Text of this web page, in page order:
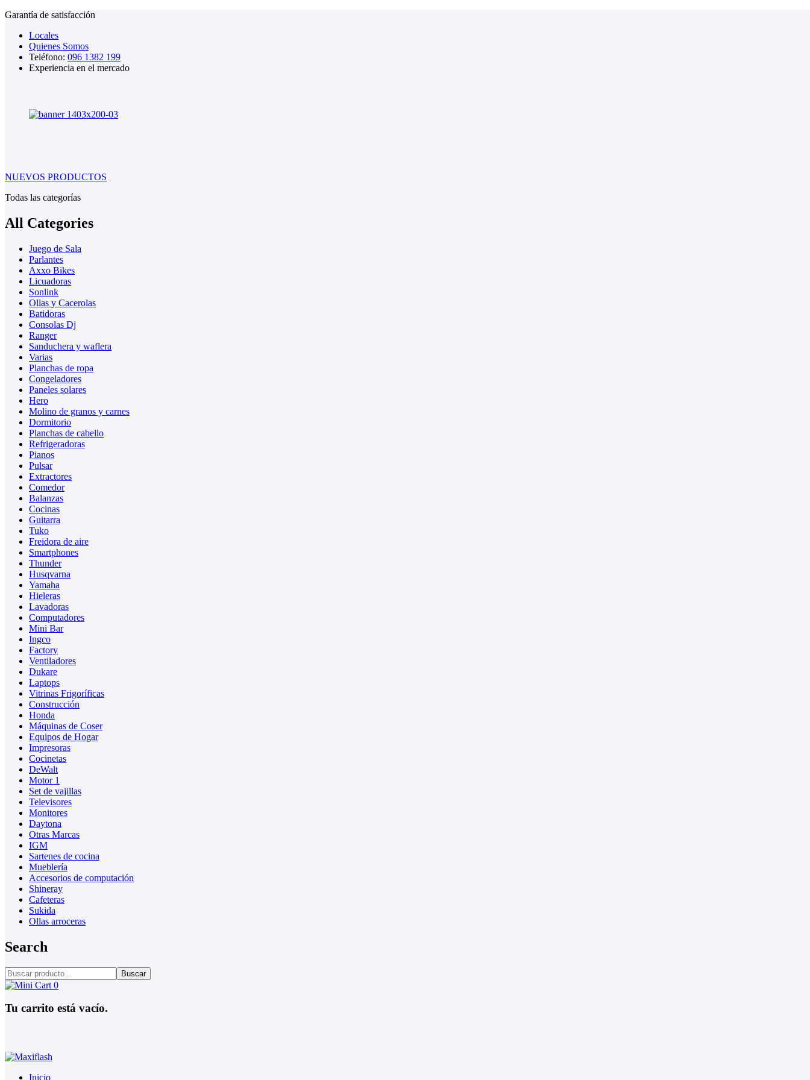
Garantía de satisfacción
Locales
Quienes Somos
Teléfono: 096 1382 199
Experiencia en el mercado
NUEVOS PRODUCTOS
Todas las categorías
All Categories
Juego de Sala
Parlantes
Axxo Bikes
Licuadoras
Sonlink
Ollas y Cacerolas
Batidoras
Consolas Dj
Ranger
Sanduchera y waflera
Varias
Planchas de ropa
Congeladores
Paneles solares
Hero
Molino de granos y carnes
Dormitorio
Planchas de cabello
Refrigeradoras
Pianos
Pulsar
Extractores
Comedor
Balanzas
Cocinas
Guitarra
Tuko
Freidora de aire
Smartphones
Thunder
Husqvarna
Yamaha
Hieleras
Lavadoras
Computadores
Mini Bar
Ingco
Factory
Ventiladores
Dukare
Laptops
Vitrinas Frigoríficas
Construcción
Honda
Máquinas de Coser
Equipos de Hogar
Impresoras
Cocinetas
DeWalt
Motor 1
Set de vajillas
Televisores
Monitores
Daytona
Otras Marcas
IGM
Sartenes de cocina
Mueblería
Accesorios de computación
Shineray
Cafeteras
Sukida
Ollas arroceras
Search
Buscar
0
Tu carrito está vacío.
Inicio